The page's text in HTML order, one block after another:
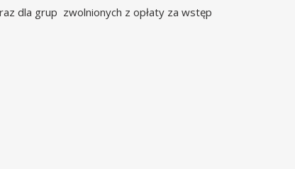
dla grup zwolnionych z opłaty za wstęp